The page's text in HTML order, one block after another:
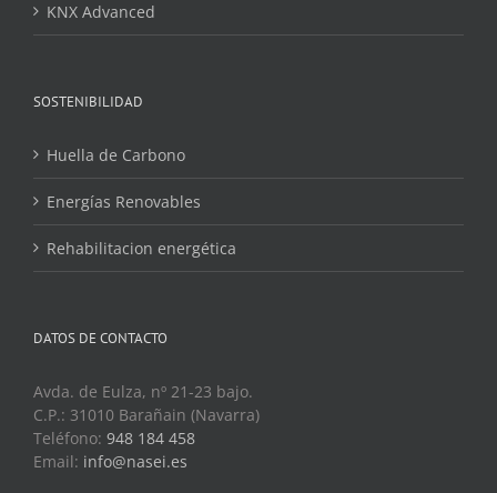
KNX Advanced
SOSTENIBILIDAD
Huella de Carbono
Energías Renovables
Rehabilitacion energética
DATOS DE CONTACTO
Avda. de Eulza, nº 21-23 bajo.
C.P.: 31010 Barañain (Navarra)
Teléfono: 948 184 458
Email: info@nasei.es